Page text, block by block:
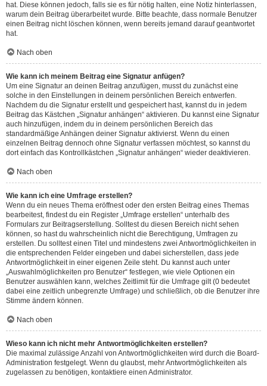
hat. Diese können jedoch, falls sie es für nötig halten, eine Notiz hinterlassen,
warum dein Beitrag überarbeitet wurde. Bitte beachte, dass normale Benutzer
einen Beitrag nicht löschen können, wenn bereits jemand darauf geantwortet
hat.
Nach oben
Wie kann ich meinem Beitrag eine Signatur anfügen?
Um eine Signatur an deinen Beitrag anzufügen, musst du zunächst eine
solche in den Einstellungen in deinem persönlichen Bereich entwerfen.
Nachdem du die Signatur erstellt und gespeichert hast, kannst du in jedem
Beitrag das Kästchen „Signatur anhängen“ aktivieren. Du kannst eine Signatur
auch hinzufügen, indem du in deinem persönlichen Bereich das
standardmäßige Anhängen deiner Signatur aktivierst. Wenn du einen
einzelnen Beitrag dennoch ohne Signatur verfassen möchtest, so kannst du
dort einfach das Kontrollkästchen „Signatur anhängen“ wieder deaktivieren.
Nach oben
Wie kann ich eine Umfrage erstellen?
Wenn du ein neues Thema eröffnest oder den ersten Beitrag eines Themas
bearbeitest, findest du ein Register „Umfrage erstellen“ unterhalb des
Formulars zur Beitragserstellung. Solltest du diesen Bereich nicht sehen
können, so hast du wahrscheinlich nicht die Berechtigung, Umfragen zu
erstellen. Du solltest einen Titel und mindestens zwei Antwortmöglichkeiten in
die entsprechenden Felder eingeben und dabei sicherstellen, dass jede
Antwortmöglichkeit in einer eigenen Zeile steht. Du kannst auch unter
„Auswahlmöglichkeiten pro Benutzer“ festlegen, wie viele Optionen ein
Benutzer auswählen kann, welches Zeitlimit für die Umfrage gilt (0 bedeutet
dabei eine zeitlich unbegrenzte Umfrage) und schließlich, ob die Benutzer ihre
Stimme ändern können.
Nach oben
Wieso kann ich nicht mehr Antwortmöglichkeiten erstellen?
Die maximal zulässige Anzahl von Antwortmöglichkeiten wird durch die Board-
Administration festgelegt. Wenn du glaubst, mehr Antwortmöglichkeiten als
zugelassen zu benötigen, kontaktiere einen Administrator.